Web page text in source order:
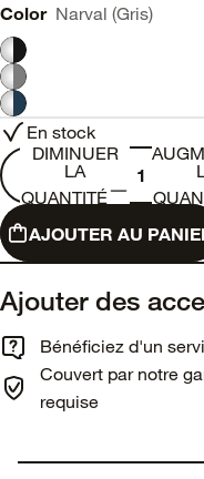
Color Narval (Gris)
En stock
DIMINUER
LA
QUANTITÉ
AJOUTER AU
Ajouter des
Bénéficiez d'un
Couvert par notre
requise